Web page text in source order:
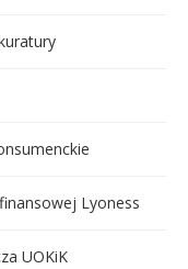
Lyoness
UOKiK